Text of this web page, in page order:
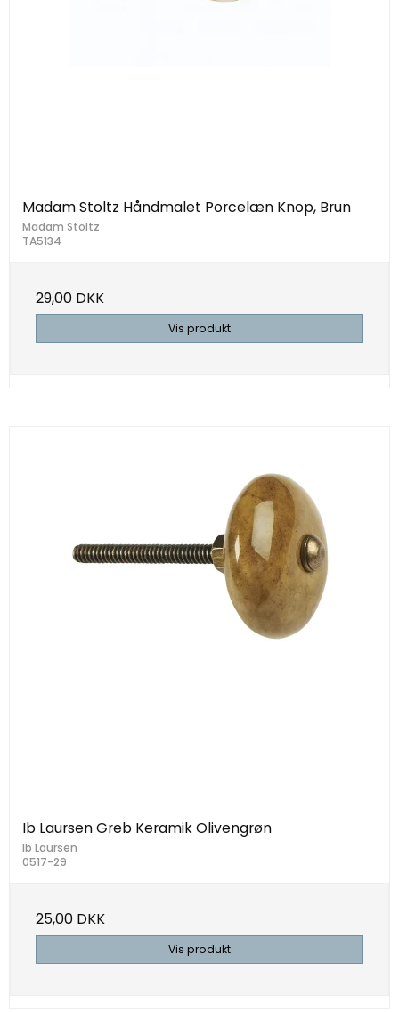
Madam Stoltz Håndmalet Porcelæn Knop, Brun
Madam Stoltz
TA5134
29,00 DKK
Vis produkt
Ib Laursen Greb Keramik Olivengrøn
Ib Laursen
0517-29
25,00 DKK
Vis produkt